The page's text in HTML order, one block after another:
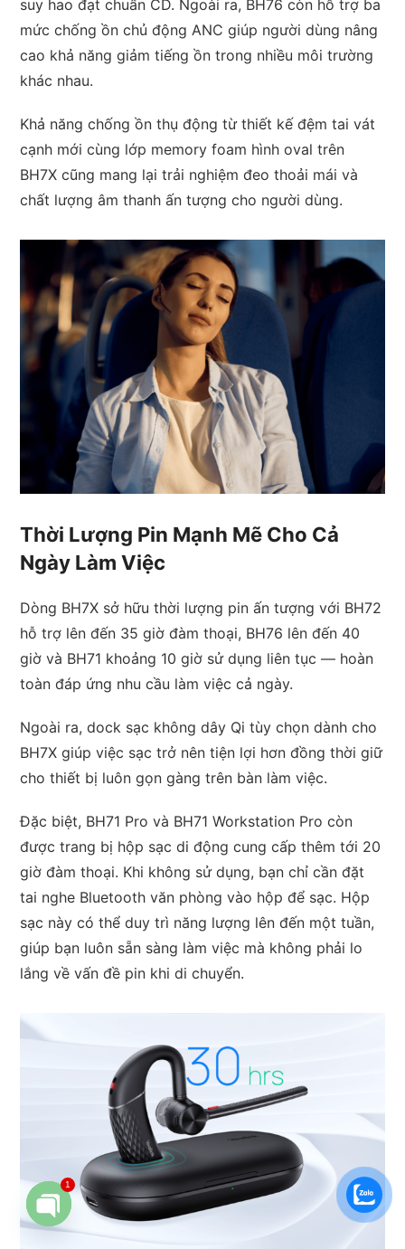
suy hao đạt chuẩn CD. Ngoài ra, BH76 còn hỗ trợ ba
mức chống ồn chủ động ANC giúp người dùng nâng
cao khả năng giảm tiếng ồn trong nhiều môi trường
khác nhau.
Khả năng chống ồn thụ động từ thiết kế đệm tai vát
cạnh mới cùng lớp memory foam hình oval trên
BH7X cũng mang lại trải nghiệm đeo thoải mái và
chất lượng âm thanh ấn tượng cho người dùng.
Thời Lượng Pin Mạnh Mẽ Cho Cả
Ngày Làm Việc
Dòng BH7X sở hữu thời lượng pin ấn tượng với BH72
hỗ trợ lên đến 35 giờ đàm thoại, BH76 lên đến 40
giờ và BH71 khoảng 10 giờ sử dụng liên tục — hoàn
toàn đáp ứng nhu cầu làm việc cả ngày.
Ngoài ra, dock sạc không dây Qi tùy chọn dành cho
BH7X giúp việc sạc trở nên tiện lợi hơn đồng thời giữ
cho thiết bị luôn gọn gàng trên bàn làm việc.
Đặc biệt, BH71 Pro và BH71 Workstation Pro còn
được trang bị hộp sạc di động cung cấp thêm tới 20
giờ đàm thoại. Khi không sử dụng, bạn chỉ cần đặt
tai nghe Bluetooth văn phòng vào hộp để sạc. Hộp
sạc này có thể duy trì năng lượng lên đến một tuần,
giúp bạn luôn sẵn sàng làm việc mà không phải lo
lắng về vấn đề pin khi di chuyển.
Open
1